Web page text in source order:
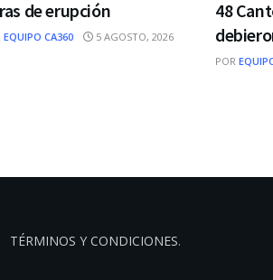
de erupción
EQUIPO CA360 5 AGOSTO, 2026
48
POR
TÉRMINOS Y CONDICIONES.